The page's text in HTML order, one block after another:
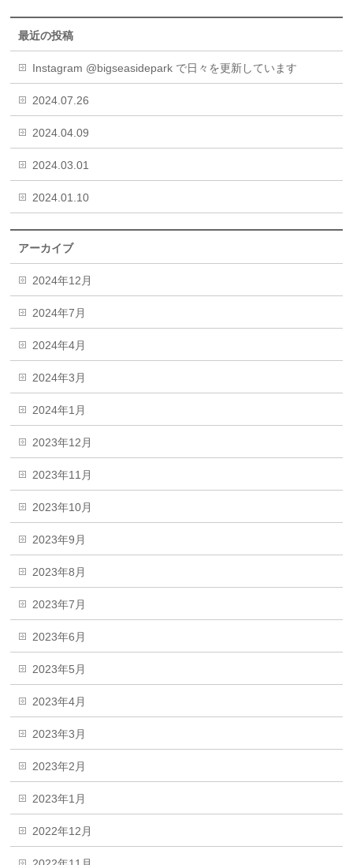
最近の投稿
Instagram @bigseasidepark で日々を更新しています
2024.07.26
2024.04.09
2024.03.01
2024.01.10
アーカイブ
2024年12月
2024年7月
2024年4月
2024年3月
2024年1月
2023年12月
2023年11月
2023年10月
2023年9月
2023年8月
2023年7月
2023年6月
2023年5月
2023年4月
2023年3月
2023年2月
2023年1月
2022年12月